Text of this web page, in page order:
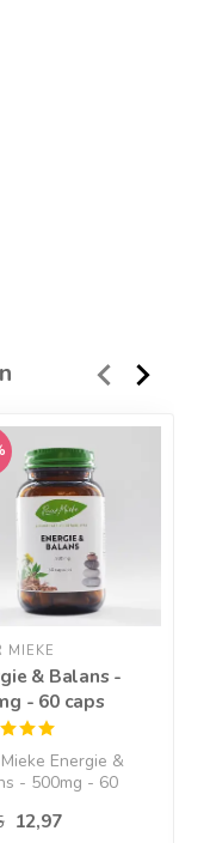
MIEKE
& Balans -
- 60 caps
Energie &
- 500mg - 60
12,97